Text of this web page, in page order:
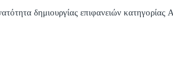
δημιουργίας επιφανειών κατηγορίας